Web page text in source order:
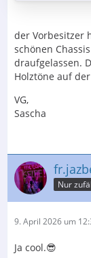
der Vorbesitzer
schönen
draufgelassen.
Holztöne auf
VG,
Sascha
Nur
9. April 2026 um
Ja cool.😎